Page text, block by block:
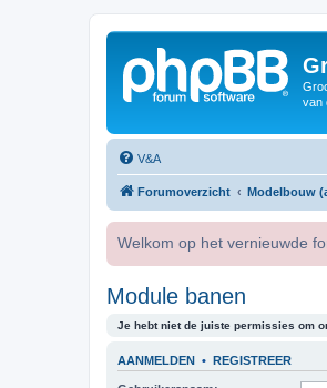
van
V&A
Forumoverzicht Modelbouw
Welkom op het vernieuwde
Module banen
Je hebt niet de juiste permissies om
AANMELDEN • REGISTREER